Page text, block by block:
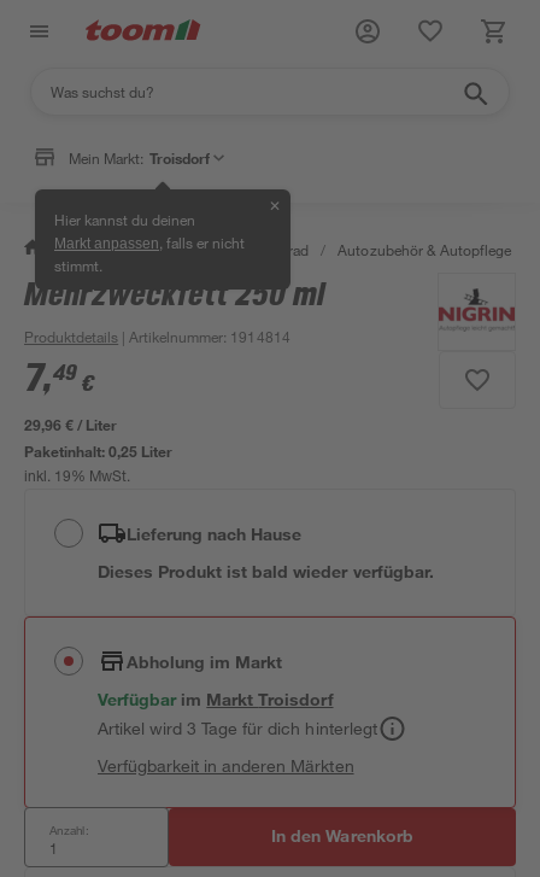
Mein Markt: Troisdorf
Hier kannst du deinen
Markt anpassen , falls er nicht
stimmt.
✕
/ Garten & Freizeit / Auto & Fahrrad / Autozubehör & Autopflege
Mehrzweckfett 250 ml
Produktdetails | Artikelnummer: 1914814
7,49 €
29,96 € / Liter
Paketinhalt:0,25 Liter
inkl. 19% MwSt.
Lieferung nach Hause
Dieses Produkt ist bald wieder verfügbar.
Abholung im Markt
Verfügbar im MarktTroisdorf
Artikel wird 3 Tage für dich hinterlegt
Verfügbarkeit in anderen Märkten
Anzahl: In den Warenkorb